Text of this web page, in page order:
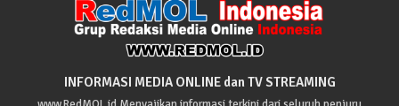
INFORMASI MEDIA ONLINE dan TV STREAMING